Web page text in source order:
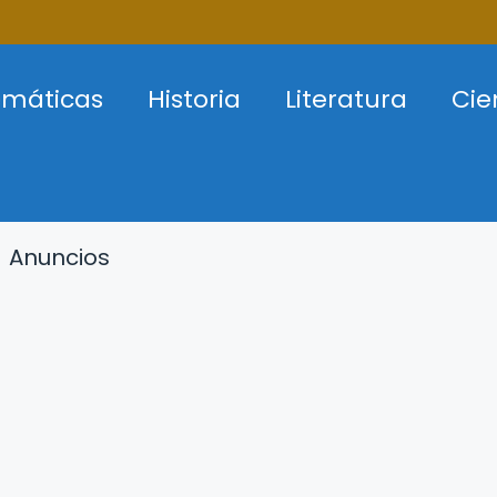
Historia Literatura
Anuncios